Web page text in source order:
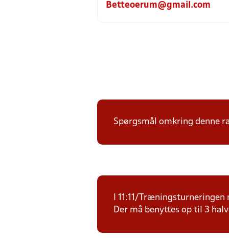
Betteoerum@gmail.com
Spørgsmål omkring denne
I 11:11/
Der må benyttes op til 3